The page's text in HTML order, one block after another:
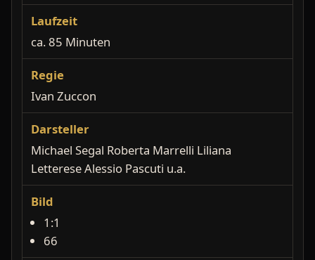
Laufzeit
ca. 85 Minuten
Regie
Ivan Zuccon
Darsteller
Michael Segal Roberta Marrelli Liliana
Letterese Alessio Pascuti u.a.
Bild
1:1
66